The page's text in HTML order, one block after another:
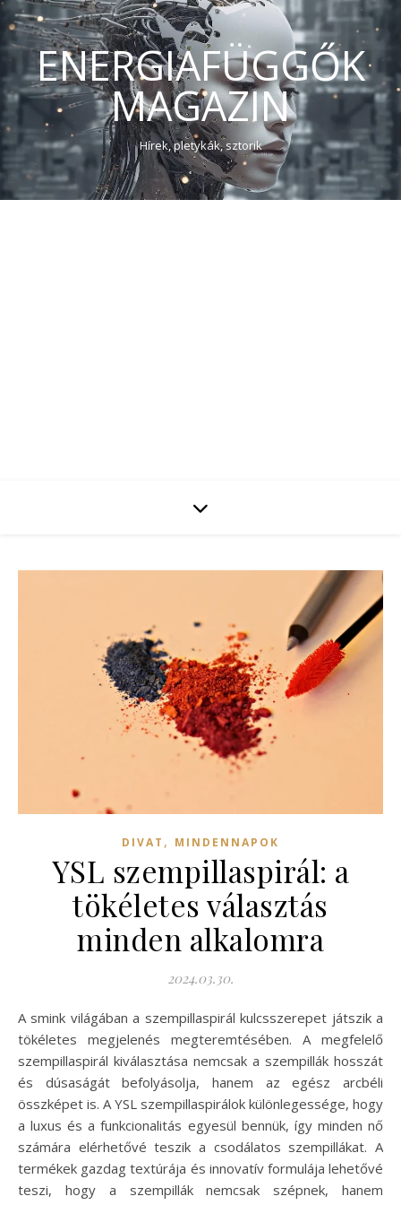
ENERGIAFÜGGŐK
MAGAZIN
Hírek, pletykák, sztorik
DIVAT , MINDENNAPOK
YSL szempillaspirál: a
tökéletes választás
minden alkalomra
2024.03.30.
A smink világában a szempillaspirál kulcsszerepet játszik a
tökéletes megjelenés megteremtésében. A megfelelő
szempillaspirál kiválasztása nemcsak a szempillák hosszát
és dúsaságát befolyásolja, hanem az egész arcbéli
összképet is. A YSL szempillaspirálok különlegessége, hogy
a luxus és a funkcionalitás egyesül bennük, így minden nő
számára elérhetővé teszik a csodálatos szempillákat. A
termékek gazdag textúrája és innovatív formulája lehetővé
teszi, hogy a szempillák nemcsak szépnek, hanem